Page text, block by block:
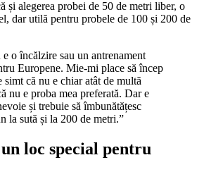
și alegerea probei de 50 de metri liber, o
dar utilă pentru probele de 100 și 200 de
e o încălzire sau un antrenament
Europene. Mie-mi place să încep
simt că nu e chiar atât de multă
nu e proba mea preferată. Dar e
și trebuie să îmbunătățesc
la sută și la 200 de metri.”
loc special pentru